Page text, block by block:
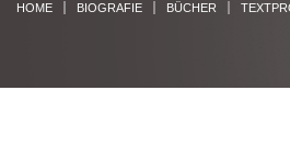
HOME BIOGRAFIE BÜCHER